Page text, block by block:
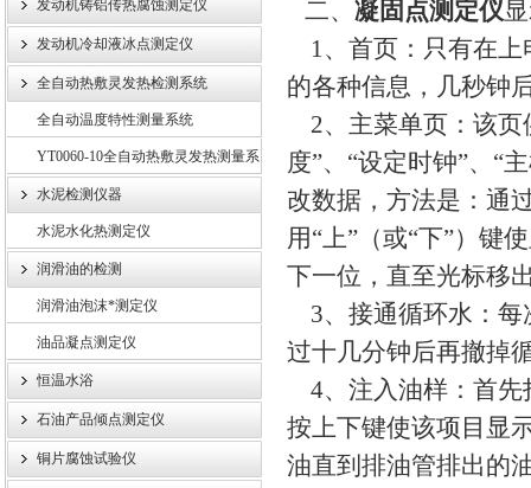
二、 凝固点测定仪
1、首页：只有在上
的各种信息，几秒钟
2、主菜单页：该页
度”、“设定时钟”、“
改数据，方法是：通
用“上”（或“下”）键
下一位，直至光标移
3、接通循环水：每
过十几分钟后再撤
4、注入油样：首先
按上下键使该项目显
油直到排油管排出的
发动机铸铝传热腐蚀测定仪
发动机冷却液冰点测定仪
全自动热敷灵发热检测系统
全自动温度特性测量系统
YT0060-10全自动热敷灵发热测量系
统
水泥检测仪器
水泥水化热测定仪
润滑油的检测
润滑油泡沫*测定仪
油品凝点测定仪
恒温水浴
石油产品倾点测定仪
铜片腐蚀试验仪